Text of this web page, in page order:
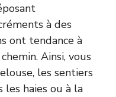
à des
ont tendance à
Ainsi, vous
les sentiers
les haies ou à la